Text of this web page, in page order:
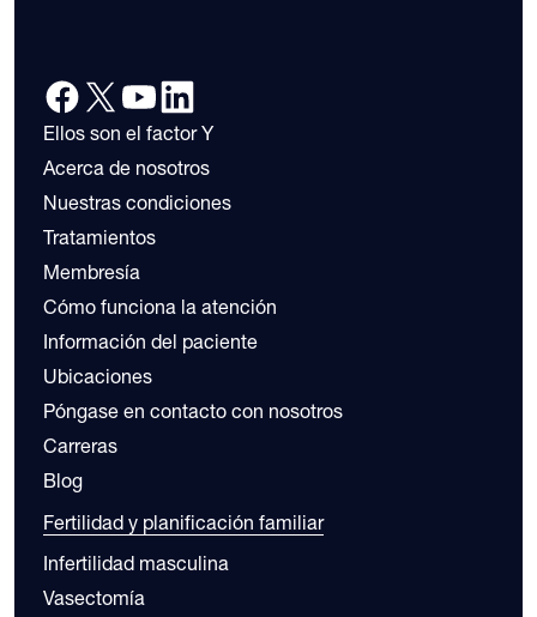
Ellos son el factor Y
Acerca de nosotros
Nuestras condiciones
Tratamientos
Membresía
Cómo funciona la atención
Información del paciente
Ubicaciones
Póngase en contacto con nosotros
Carreras
Blog
Fertilidad y planificación familiar
Infertilidad masculina
Vasectomía